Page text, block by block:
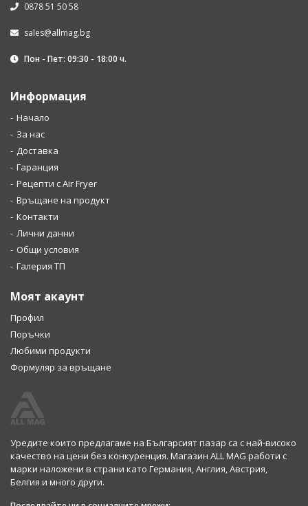
0878 51 50 58
sales@allmag.bg
Пон - Пет: 09:30 - 18:00 ч.
Информация
Начало
За нас
Доставка
Гаранция
Рецепти с Air Fryer
Връщане на продукт
Контакти
Лични данни
Общи условия
Галерия ТП
Моят акаунт
Профил
Поръчки
Любими продукти
Формуляр за връщане
Уредите които предлагаме на Българсият пазар са с най-високо
качество на цени без конкуренция. Магазин ALL MAG работи с
марки наложени в страни като Германия, Англия, Австрия,
Белгия и много други.